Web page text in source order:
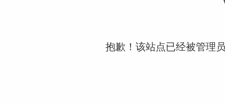
抱歉！该站点已经被管理